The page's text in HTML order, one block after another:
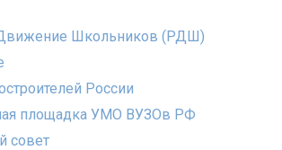
Школьников (РДШ)
России
площадка УМО ВУЗОв РФ
совет